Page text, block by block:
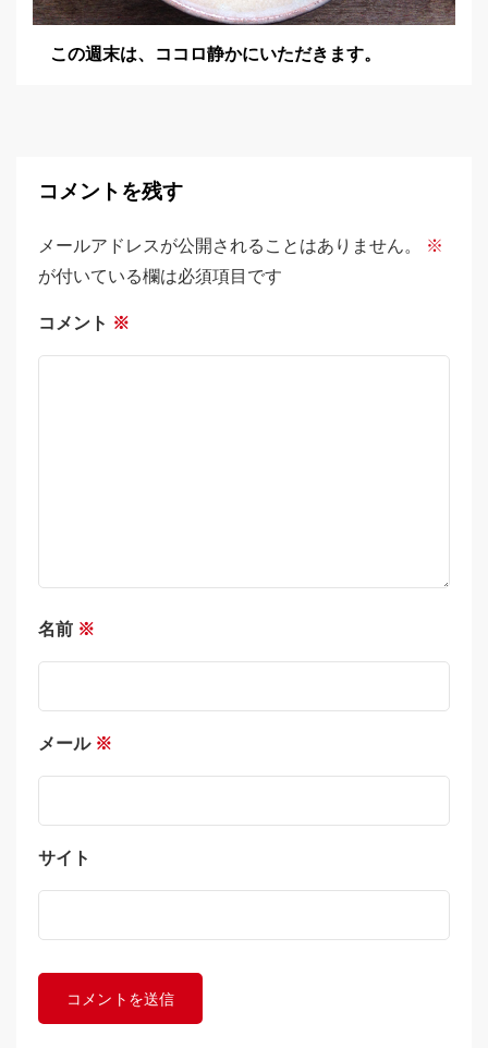
この週末は、ココロ静かにいただきます。
コメントを残す
メールアドレスが公開されることはありません。
※
が付いている欄は必須項目です
コメント ※
名前 ※
メール ※
サイト